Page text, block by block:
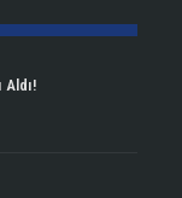
Aldı!